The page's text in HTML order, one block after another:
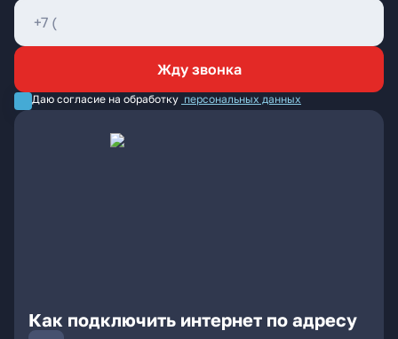
Жду звонка
Даю согласие на обработку персональных данных
Как подключить интернет по адресу